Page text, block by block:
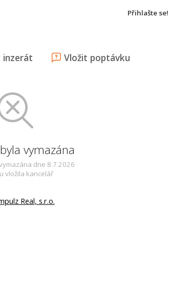
Přihlašte se!
inzerát Vložit poptávku
vymazána
dne 8.7.2026
vložila kancelář
Real, s.r.o.